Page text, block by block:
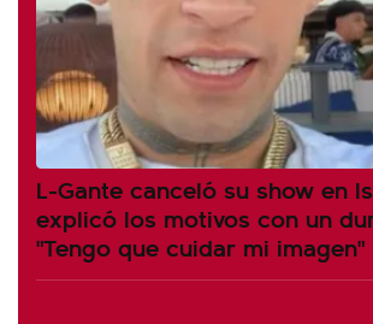
L-Gante canceló su show en
explicó los motivos con un
"Tengo que cuidar mi imagen"